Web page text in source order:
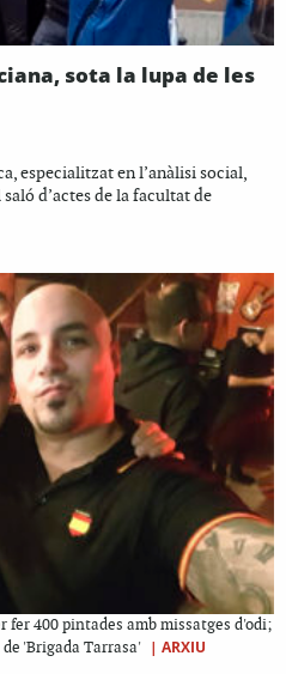
sota la lupa de les
especialitzat en l’anàlisi social,
d’actes de la facultat de
fer 400 pintades amb missatges d'odi;
'Brigada Tarrasa' | ARXIU